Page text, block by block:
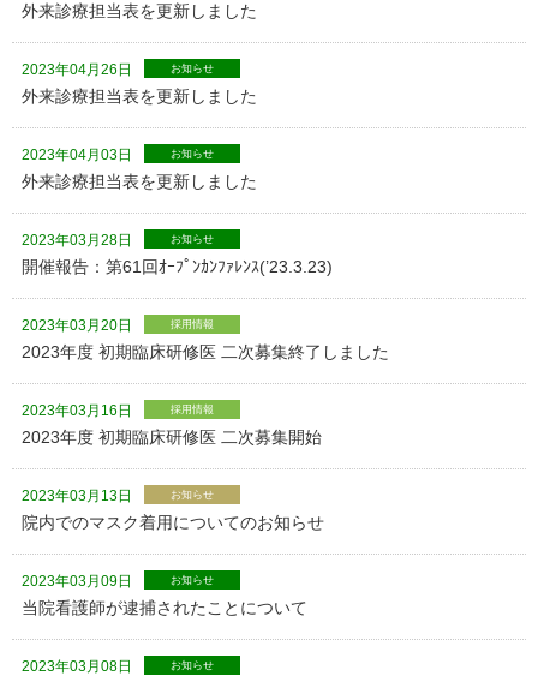
外来診療担当表を更新しました
2023年04月26日 お知らせ
外来診療担当表を更新しました
2023年04月03日 お知らせ
外来診療担当表を更新しました
2023年03月28日 お知らせ
開催報告：第61回ｵｰﾌﾟﾝｶﾝﾌｧﾚﾝｽ(’23.3.23)
2023年03月20日 採用情報
2023年度 初期臨床研修医 二次募集終了しました
2023年03月16日 採用情報
2023年度 初期臨床研修医 二次募集開始
2023年03月13日 お知らせ
院内でのマスク着用についてのお知らせ
2023年03月09日 お知らせ
当院看護師が逮捕されたことについて
2023年03月08日 お知らせ